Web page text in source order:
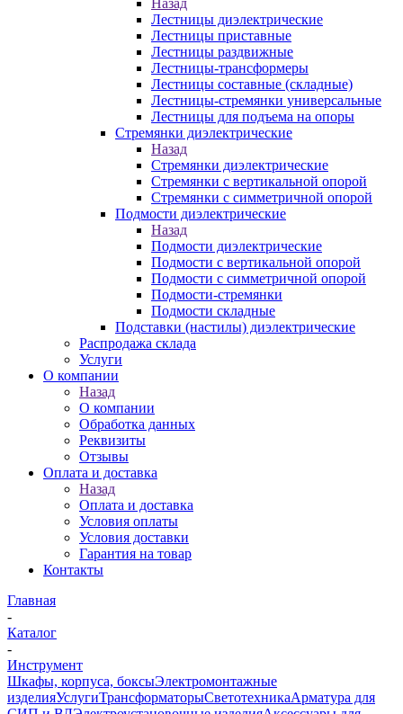
Назад
Лестницы диэлектрические
Лестницы приставные
Лестницы раздвижные
Лестницы-трансформеры
Лестницы составные (складные)
Лестницы-стремянки универсальные
Лестницы для подъема на опоры
Стремянки диэлектрические
Назад
Стремянки диэлектрические
Стремянки с вертикальной опорой
Стремянки с симметричной опорой
Подмости диэлектрические
Назад
Подмости диэлектрические
Подмости с вертикальной опорой
Подмости с симметричной опорой
Подмости-стремянки
Подмости складные
Подставки (настилы) диэлектрические
Распродажа склада
Услуги
О компании
Назад
О компании
Обработка данных
Реквизиты
Отзывы
Оплата и доставка
Назад
Оплата и доставка
Условия оплаты
Условия доставки
Гарантия на товар
Контакты
Главная
-
Каталог
-
Инструмент
Шкафы, корпуса, боксыЭлектромонтажные
изделияУслугиТрансформаторыСветотехникаАрматура для